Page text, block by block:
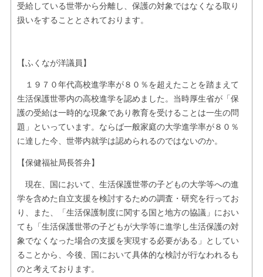
受給している世帯から分離し、保護の対象ではなくなる取り
扱いをすることとされております。
【ふくなが洋議員】
１９７０年代高校進学率が８０％を超えたことを踏まえて
生活保護世帯内の高校進学を認めました。当時厚生省が「保
護の受給は一時的な現象であり教育を受けることは一生の問
題」といっています。ならば一般家庭の大学進学率が８０％
に達した今、世帯内就学は認められるのではないのか。
【保健福祉局長答弁】
現在、国において、生活保護世帯の子どもの大学等への進
学を含めた自立支援を検討するための調査・研究を行ってお
り、また、「生活保護制度に関する国と地方の協議」におい
ても「生活保護世帯の子どもが大学等に進学し生活保護の対
象でなくなった場合の支援を実現する必要がある」としてい
ることから、今後、国において具体的な検討が行なわれるも
のと考えております。